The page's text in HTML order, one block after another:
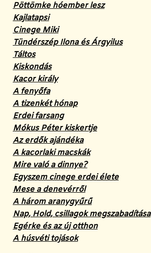
Pöttömke hóember lesz
Kajlatapsi
Cinege Miki
Tündérszép Ilona és Árgyilus
Táltos
Kiskondás
Kacor király
A fenyőfa
A tizenkét hónap
Erdei farsang
Mókus Péter kiskertje
Az erdők ajándéka
A kacorlaki macskák
Mire való a dinnye?
Egyszem cinege erdei élete
Mese a denevérről
A három aranygyűrű
Nap, Hold, csillagok megszabadítása
Egérke és az új otthon
A húsvéti tojások